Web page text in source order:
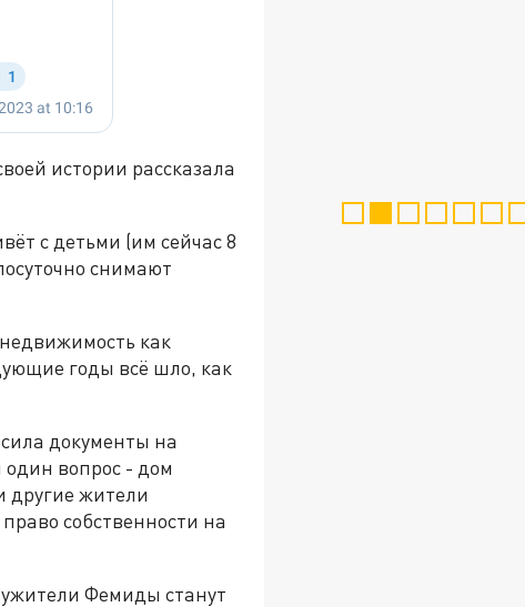
истории рассказала
с детьми (им сейчас 8
снимают
как
годы всё шло, как
документы на
один вопрос - дом
другие жители
собственности на
Фемиды станут